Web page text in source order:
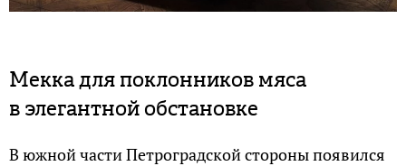
Мекка для поклонников мяса
в элегантной обстановке
В южной части Петроградской стороны появился